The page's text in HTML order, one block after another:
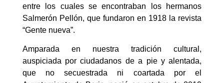
entre los cuales se encontraban los hermanos
Salmerón Pellón, que fundaron en 1918 la revista
“Gente nueva”.
Amparada en nuestra tradición cultural,
auspiciada por ciudadanos de a pie y alentada,
que no secuestrada ni coartada por el